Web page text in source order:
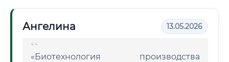
Ангелина 13.05.2026
«Биотехнология производства